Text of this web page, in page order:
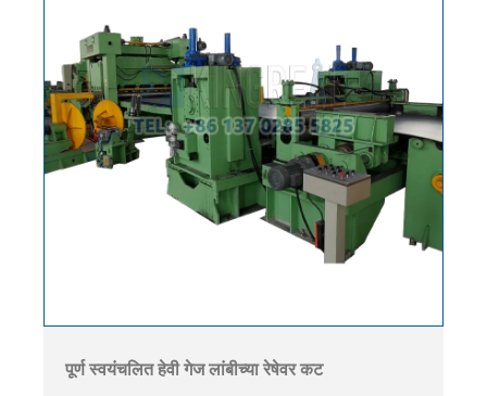
पूर्ण स्वयंचलित हेवी गेज लांबीच्या रेषेवर कट